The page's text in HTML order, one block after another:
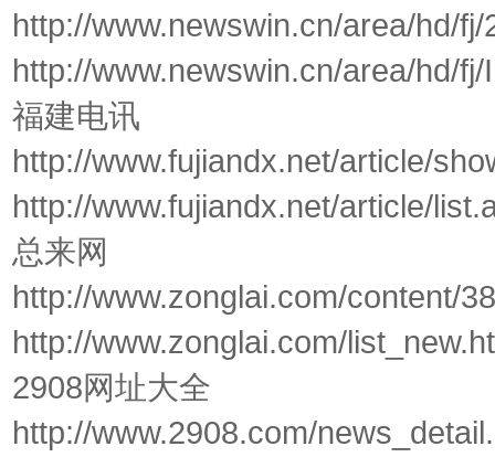
http://www.newswin.cn/area/hd/
http://www.newswin.cn/area/hd/
福建电讯
http://www.fujiandx.net/article/
http://www.fujiandx.net/article/
总来网
http://www.zonglai.com/content/
http://www.zonglai.com/
2908网址大全
http://www.2908.com/